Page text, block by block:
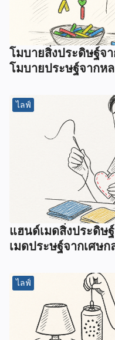
โมบายสิ่งประดิษฐ์จ
โมบายประษฐ์จากห
ไลฟ์
แฮนด์เมดสิ่งประดิษ
เมดประษฐ์จากเศษก
ไลฟ์